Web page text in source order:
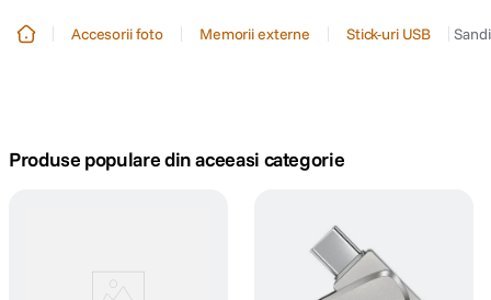
trepied telefon
canon sx740 hs
Accesorii foto Memorii externe Stick-uri USB
Produse populare din aceeasi categorie